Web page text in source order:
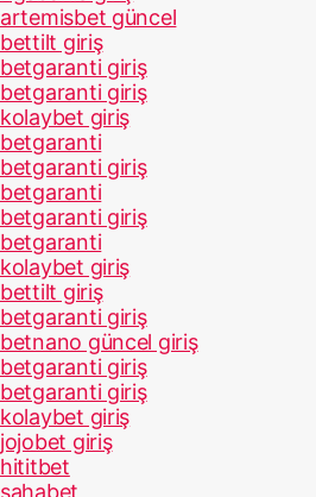
artemisbet güncel
bettilt giriş
betgaranti giriş
betgaranti giriş
kolaybet giriş
betgaranti
betgaranti giriş
betgaranti
betgaranti giriş
betgaranti
kolaybet giriş
bettilt giriş
betgaranti giriş
betnano güncel giriş
betgaranti giriş
betgaranti giriş
kolaybet giriş
jojobet giriş
hititbet
sahabet